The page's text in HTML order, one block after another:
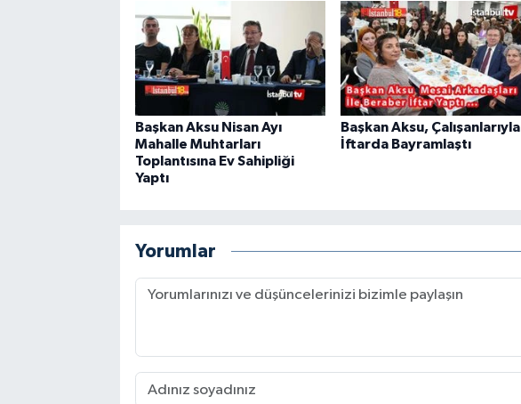
Başkan Aksu Nisan Ayı
Mahalle Muhtarları
Toplantısına Ev Sahipliği
Yaptı
Başkan Aksu, Çalışanlarıyla
İftarda Bayramlaştı
Yorumlar